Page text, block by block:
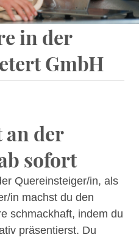
in der
GmbH
der
sofort
Quereinsteiger/in, als
in machst du den
schmackhaft, indem du
präsentierst. Du